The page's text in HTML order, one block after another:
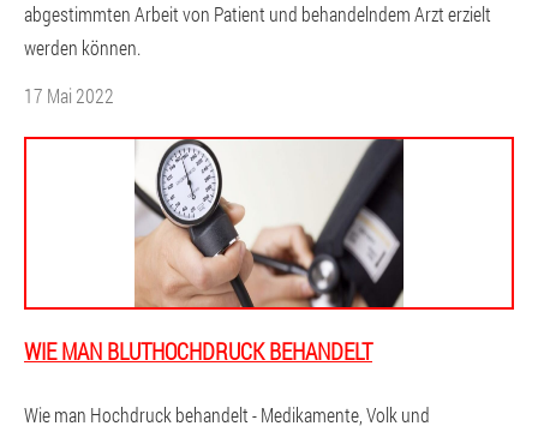
abgestimmten Arbeit von Patient und behandelndem Arzt erzielt
werden können.
17 Mai 2022
WIE MAN BLUTHOCHDRUCK BEHANDELT
Wie man Hochdruck behandelt - Medikamente, Volk und